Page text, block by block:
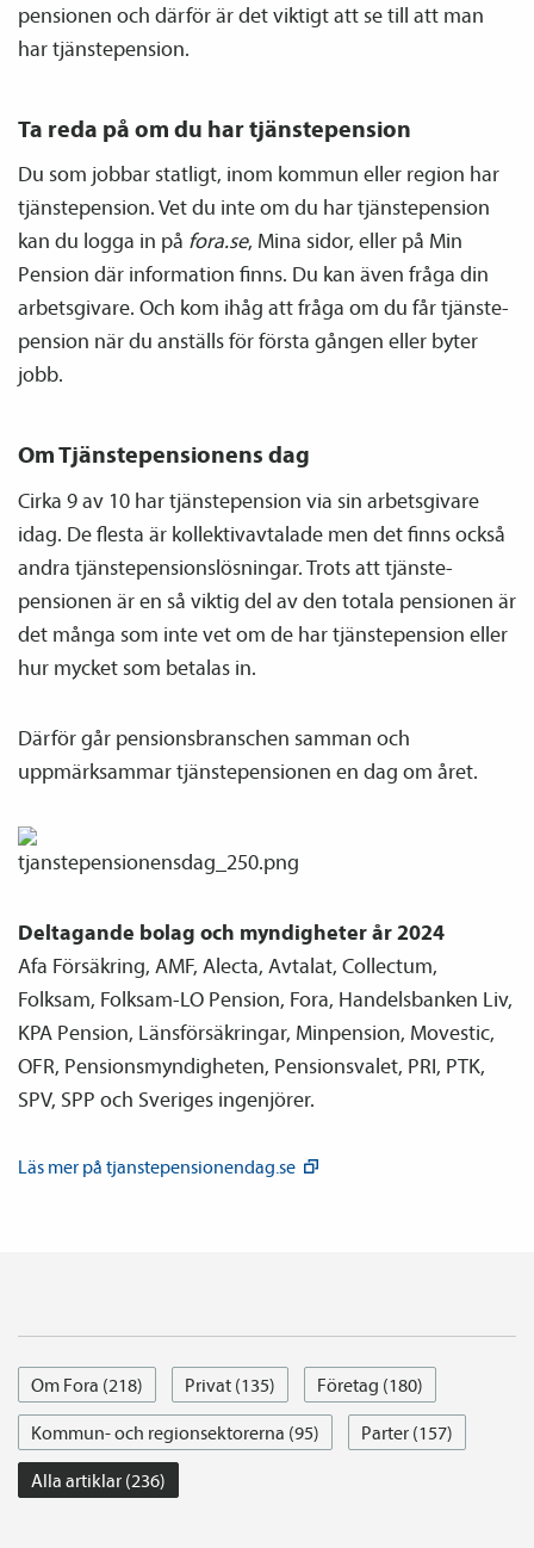
pensionen och därför är det viktigt att se till att man
har tjänste­pension.
Ta reda på om du har tjänste­pension
Du som jobbar statligt, inom kommun eller region har
tjänste­pension. Vet du inte om du har tjänste­pension
kan du logga in på fora.se, Mina sidor, eller på Min
Pension där information finns. Du kan även fråga din
arbetsgivare. Och kom ihåg att fråga om du får tjänste­
pension när du anställs för första gången eller byter
jobb.
Om Tjänste­­pensionens dag
Cirka 9 av 10 har tjänste­pension via sin arbetsgivare
idag. De flesta är kollektiv­avtalade men det finns också
andra tjänste­pensions­lösningar. Trots att tjänste­­
pensionen är en så viktig del av den totala pensionen är
det många som inte vet om de har tjänste­pension eller
hur mycket som betalas in.
Därför går pensions­branschen samman och
uppmärksammar tjänste­­pensionen en dag om året.
Deltagande bolag och myndigheter år 2024
Afa Försäkring, AMF, Alecta, Avtalat, Collectum,
Folksam, Folksam-LO Pension, Fora, Handelsbanken Liv,
KPA Pension, Läns­försäkringar, Min­pension, Movestic,
OFR, Pensions­myndigheten, Pensions­valet, PRI, PTK,
SPV, SPP och Sveriges ingenjörer.
Läs mer på tjanste­pensionendag.se
Om Fora (218) Privat (135)
Företag (180)
Kommun- och regionsektorerna (95)
Parter (157)
Alla artiklar (236)